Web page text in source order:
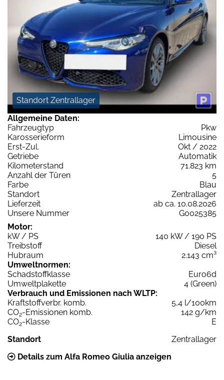
Standort Zentrallager
Allgemeine Daten:
Fahrzeugtyp
Pkw
Karosserieform
Limousine
Erst-Zul.
Okt / 2022
Getriebe
Automatik
Kilometerstand
71.823 km
Anzahl der Türen
5
Farbe
Blau
Standort
Zentrallager
Lieferzeit
ab ca. 10.08.2026
Unsere Nummer
G0025385
Motor:
kW / PS
140 kW / 190 PS
Treibstoff
Diesel
Hubraum
2.143 cm³
Umweltnormen:
Schadstoffklasse
Euro6d
Umweltplakette
4 (Green)
Verbrauch und Emissionen nach WLTP:
Kraftstoffverbr. komb.
5,4 l/100km
CO2-Emissionen komb.
142 g/km
CO2-Klasse
E
Standort
Zentrallager
Details zum Alfa Romeo Giulia anzeigen